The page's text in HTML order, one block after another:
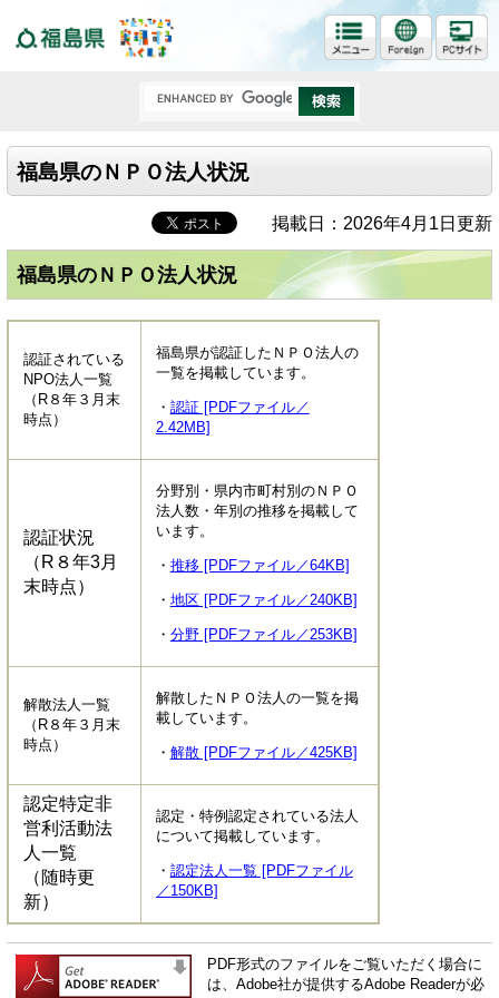
福島県のＮＰＯ法人状況
掲載日：2026年4月1日更新
福島県のＮＰＯ法人状況
認証されている
NPO法人一覧
（R８年３月末
時点）
福島県が認証したＮＰＯ法人の
一覧を掲載しています。
・ 認証 [PDFファイル／
2.42MB]
認証状況
（R８年3月
末時点）
分野別・県内市町村別のＮＰＯ
法人数・年別の推移を掲載して
います。
・ 推移 [PDFファイル／64KB]
・ 地区 [PDFファイル／240KB]
・ 分野 [PDFファイル／253KB]
解散法人一覧
（R８年３月末
時点）
解散したＮＰＯ法人の一覧を掲
載しています。
・ 解散 [PDFファイル／425KB]
認定特定非
営利活動法
人一覧
（随時更
新）
認定・特例認定されている法人
について掲載しています。
・ 認定法人一覧 [PDFファイル
／150KB]
PDF形式のファイルをご覧いただく場合に
は、Adobe社が提供するAdobe Readerが必